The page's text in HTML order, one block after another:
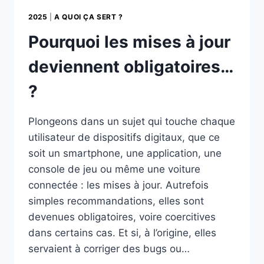
2025 |A QUOI ÇA SERT ?
Pourquoi les mises à jour
deviennent obligatoires…
?
Plongeons dans un sujet qui touche chaque
utilisateur de dispositifs digitaux, que ce
soit un smartphone, une application, une
console de jeu ou même une voiture
connectée : les mises à jour. Autrefois
simples recommandations, elles sont
devenues obligatoires, voire coercitives
dans certains cas. Et si, à l’origine, elles
servaient à corriger des bugs ou…